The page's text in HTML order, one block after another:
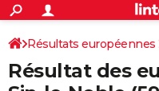
ACTUALITÉS
Politique
Société
Faits Divers
Education
Monde
Villes
+
SPORT
Coupe du monde 2026
Football
Tennis
Cyclisme
Rugby
Forum
CULTURE
Résultats européennes
Résultat des